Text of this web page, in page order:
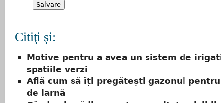
Citiţi şi:
Motive pentru a avea un sistem de
spatiile verzi
Află cum să îți pregătești gazonul
de iarnă